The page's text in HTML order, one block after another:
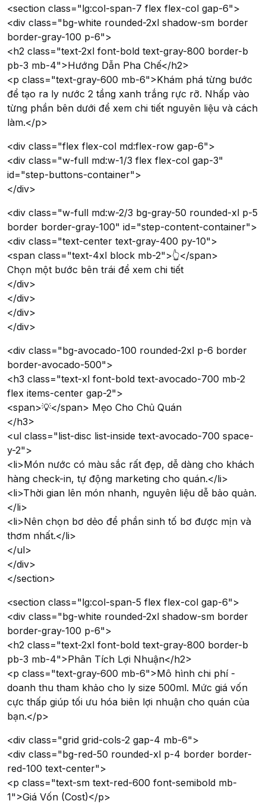
<section class="lg:col-span-7 flex flex-col gap-6">
<div class="bg-white rounded-2xl shadow-sm border
border-gray-100 p-6">
<h2 class="text-2xl font-bold text-gray-800 border-b
pb-3 mb-4">Hướng Dẫn Pha Chế</h2>
<p class="text-gray-600 mb-6">Khám phá từng bước
để tạo ra ly nước 2 tầng xanh trắng rực rỡ. Nhấp vào
từng phần bên dưới để xem chi tiết nguyên liệu và cách
làm.</p>
<div class="flex flex-col md:flex-row gap-6">
<div class="w-full md:w-1/3 flex flex-col gap-3"
id="step-buttons-container">
</div>
<div class="w-full md:w-2/3 bg-gray-50 rounded-xl p-5
border border-gray-100" id="step-content-container">
<div class="text-center text-gray-400 py-10">
<span class="text-4xl block mb-2">👆</span>
Chọn một bước bên trái để xem chi tiết
</div>
</div>
</div>
</div>
<div class="bg-avocado-100 rounded-2xl p-6 border
border-avocado-500">
<h3 class="text-xl font-bold text-avocado-700 mb-2
flex items-center gap-2">
<span>💡</span> Mẹo Cho Chủ Quán
</h3>
<ul class="list-disc list-inside text-avocado-700 space-
y-2">
<li>Món nước có màu sắc rất đẹp, dễ dàng cho khách
hàng check-in, tự động marketing cho quán.</li>
<li>Thời gian lên món nhanh, nguyên liệu dễ bảo quản.
</li>
<li>Nên chọn bơ dẻo để phần sinh tố bơ được mịn và
thơm nhất.</li>
</ul>
</div>
</section>
<section class="lg:col-span-5 flex flex-col gap-6">
<div class="bg-white rounded-2xl shadow-sm border
border-gray-100 p-6">
<h2 class="text-2xl font-bold text-gray-800 border-b
pb-3 mb-4">Phân Tích Lợi Nhuận</h2>
<p class="text-gray-600 mb-6">Mô hình chi phí -
doanh thu tham khảo cho ly size 500ml. Mức giá vốn
cực thấp giúp tối ưu hóa biên lợi nhuận cho quán của
bạn.</p>
<div class="grid grid-cols-2 gap-4 mb-6">
<div class="bg-red-50 rounded-xl p-4 border border-
red-100 text-center">
<p class="text-sm text-red-600 font-semibold mb-
1">Giá Vốn (Cost)</p>